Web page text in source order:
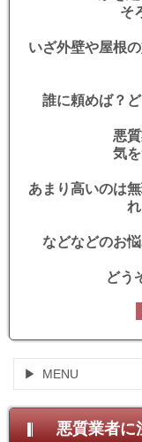
そ
いざ外壁や屋根
誰に頼めば？
悪
気
あまり高いのは
などなどのお
どう
MENU
悪質業者に